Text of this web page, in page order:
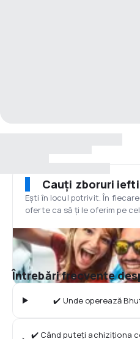
Cauți zboruri
Ești în locul potrivit. În
oferte ca să ți le oferim pe
Întrebări frecvente
✔️ Unde operează
✔️ Când puteți achiziționa